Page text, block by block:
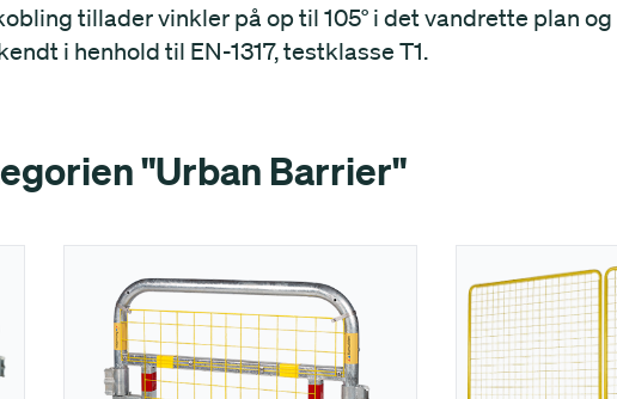
tillader vinkler på op til 105° i det vandrette plan og
i henhold til EN-1317, testklasse T1.
"Urban Barrier"